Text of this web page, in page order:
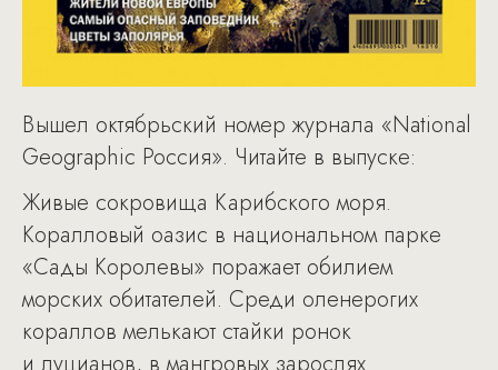
Вышел октябрьский номер журнала «National
Geographic Россия». Читайте в выпуске:
Живые сокровища Карибского моря.
Коралловый оазис в национальном парке
«Сады Королевы» поражает обилием
морских обитателей. Среди оленерогих
кораллов мелькают стайки ронок